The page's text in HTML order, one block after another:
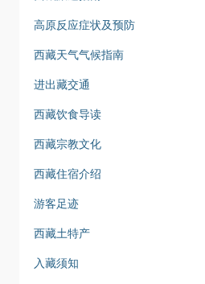
高原反应症状及预防
西藏天气气候指南
进出藏交通
西藏饮食导读
西藏宗教文化
西藏住宿介绍
游客足迹
西藏土特产
入藏须知